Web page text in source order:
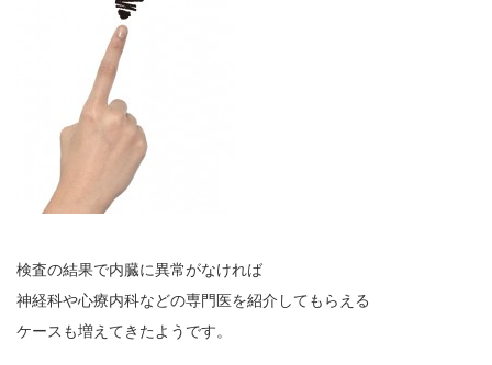
検査の結果で内臓に異常がなければ
神経科や心療内科などの専門医を紹介してもらえる
ケースも増えてきたようです。